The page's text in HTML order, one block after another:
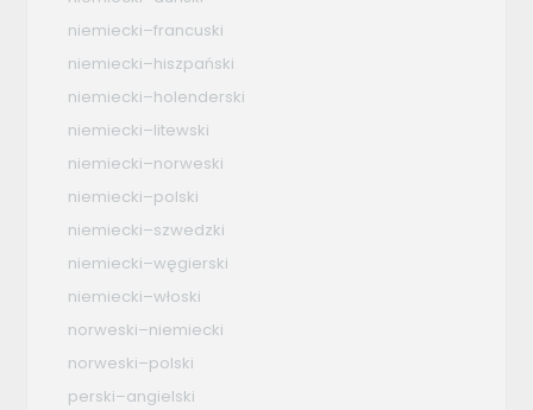
niemiecki–francuski
niemiecki–hiszpański
niemiecki–holenderski
niemiecki–litewski
niemiecki–norweski
niemiecki–polski
niemiecki–szwedzki
niemiecki–węgierski
niemiecki–włoski
norweski–niemiecki
norweski–polski
perski–angielski